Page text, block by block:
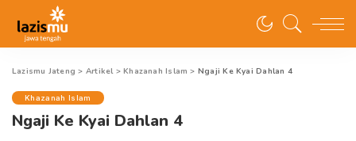
Lazismu Jateng > Artikel>Khazanah Islam > Ngaji Ke Kyai Dahlan 4
Khazanah Islam
Ngaji Ke Kyai Dahlan 4